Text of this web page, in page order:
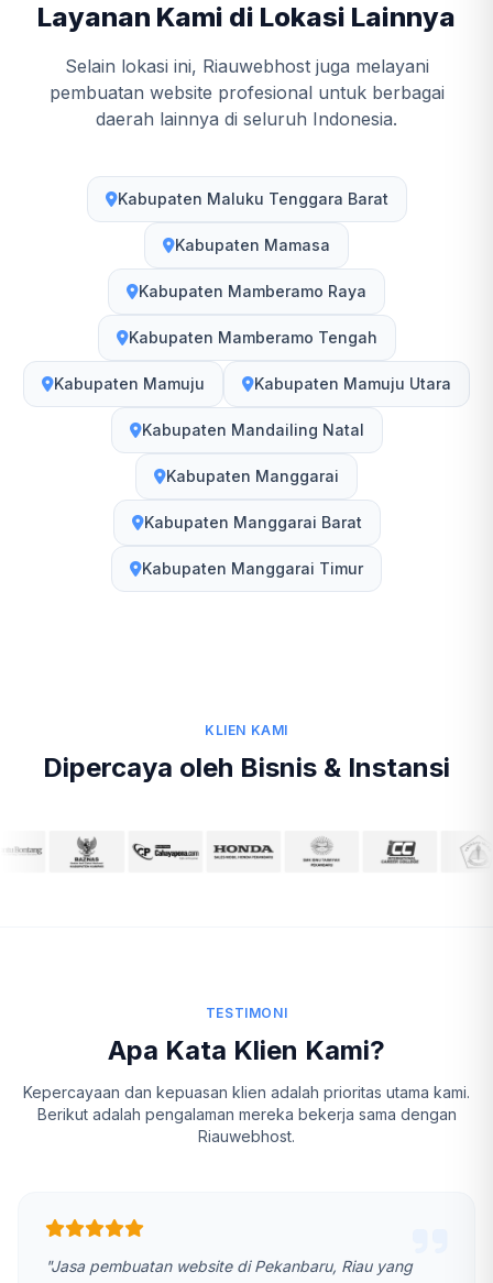
Layanan Kami di Lokasi Lainnya
Selain lokasi ini, Riauwebhost juga melayani
pembuatan website profesional untuk berbagai
daerah lainnya di seluruh Indonesia.
Kabupaten Maluku Tenggara Barat
Kabupaten Mamasa
Kabupaten Mamberamo Raya
Kabupaten Mamberamo Tengah
Kabupaten Mamuju Kabupaten Mamuju Utara
Kabupaten Mandailing Natal
Kabupaten Manggarai
Kabupaten Manggarai Barat
Kabupaten Manggarai Timur
KLIEN KAMI
Dipercaya oleh Bisnis & Instansi
TESTIMONI
Apa Kata Klien Kami?
Kepercayaan dan kepuasan klien adalah prioritas utama kami.
Berikut adalah pengalaman mereka bekerja sama dengan
Riauwebhost.
"Jasa pembuatan website di Pekanbaru, Riau yang